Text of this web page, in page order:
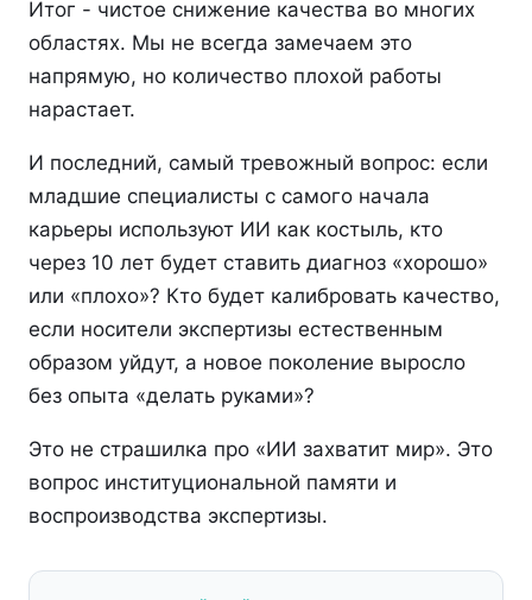
Итог - чистое снижение качества во многих
областях. Мы не всегда замечаем это
напрямую, но количество плохой работы
нарастает.
И последний, самый тревожный вопрос: если
младшие специалисты с самого начала
карьеры используют ИИ как костыль, кто
через 10 лет будет ставить диагноз «хорошо»
или «плохо»? Кто будет калибровать качество,
если носители экспертизы естественным
образом уйдут, а новое поколение выросло
без опыта «делать руками»?
Это не страшилка про «ИИ захватит мир». Это
вопрос институциональной памяти и
воспроизводства экспертизы.